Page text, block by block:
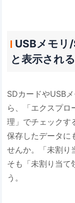
USBメモリ
と表示され
SDカードやUSB
ら、「エクスプロ
理」でチェックす
保存したデータに
せんか。「未割り
そも「未割り当て
う。